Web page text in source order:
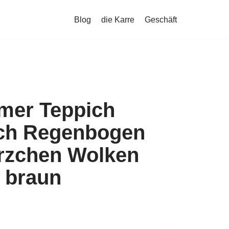
Blog die Karre Geschäft
Teppich
Regenbogen
Wolken
braun